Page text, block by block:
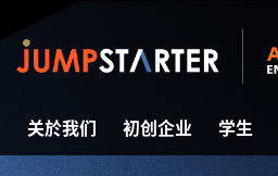
关於我们 初创企业 学生